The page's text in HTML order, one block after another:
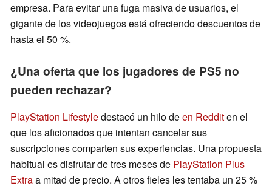
empresa. Para evitar una fuga masiva de usuarios, el
gigante de los videojuegos está ofreciendo descuentos de
hasta el 50 %.
¿Una oferta que los jugadores de PS5 no
pueden rechazar?
PlayStation Lifestyledestacó un hilo deen Redditen el
que los aficionados que intentan cancelar sus
suscripciones comparten sus experiencias. Una propuesta
habitual es disfrutar de tres meses de PlayStation Plus
Extraa mitad de precio. A otros fieles les tentaba un 25 %